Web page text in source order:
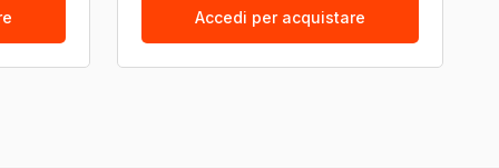
Accedi per acquistare